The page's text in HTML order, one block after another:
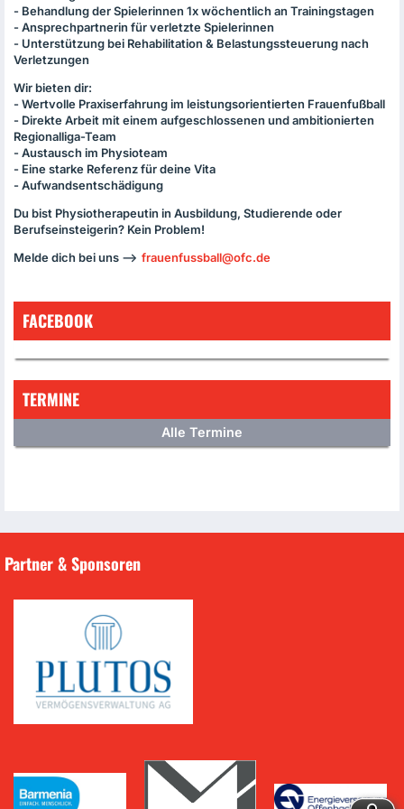
- Behandlung der Spielerinnen 1x wöchentlich an Trainingstagen
- Ansprechpartnerin für verletzte Spielerinnen
- Unterstützung bei Rehabilitation & Belastungssteuerung nach
Verletzungen
Wir bieten dir:
- Wertvolle Praxiserfahrung im leistungsorientierten Frauenfußball
- Direkte Arbeit mit einem aufgeschlossenen und ambitionierten
Regionalliga-Team
- Austausch im Physioteam
- Eine starke Referenz für deine Vita
- Aufwandsentschädigung
Du bist Physiotherapeutin in Ausbildung, Studierende oder
Berufseinsteigerin? Kein Problem!
Melde dich bei uns —> frauenfussball@ofc.de
FACEBOOK
TERMINE
Alle Termine
Partner & Sponsoren